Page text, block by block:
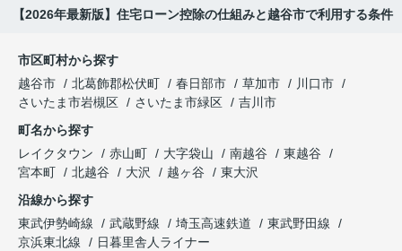
【2026年最新版】住宅ローン控除の仕組みと越谷市で利用する条件
市区町村から探す
越谷市
北葛飾郡松伏町 春日部市 草加市
川口市
さいたま市岩槻区
さいたま市緑区
吉川市
町名から探す
レイクタウン
赤山町 大字袋山 南越谷
東越谷
宮本町
北越谷 大沢 越ヶ谷
東大沢
沿線から探す
東武伊勢崎線
武蔵野線 埼玉高速鉄道
東武野田線
京浜東北線
日暮里舎人ライナー